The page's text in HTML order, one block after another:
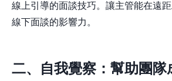
線上引導的面談技巧。讓主管能在遠
線下面談的影響力。
二、自我覺察：幫助團隊